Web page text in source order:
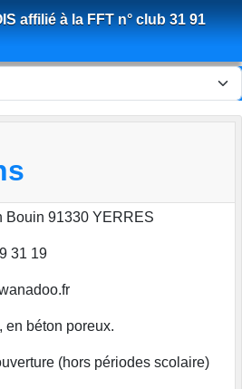
affilié à la FFT n° club 31 91
Bouin 91330 YERRES
19
en béton poreux.
(hors périodes scolaire)